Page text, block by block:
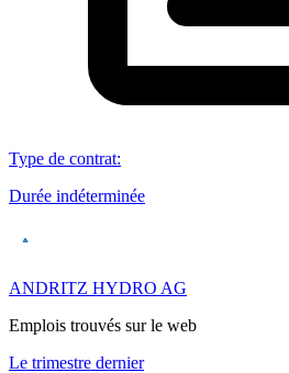
Type de contrat:
Durée indéterminée
ANDRITZ HYDRO AG
Emplois trouvés sur le web
Le trimestre dernier